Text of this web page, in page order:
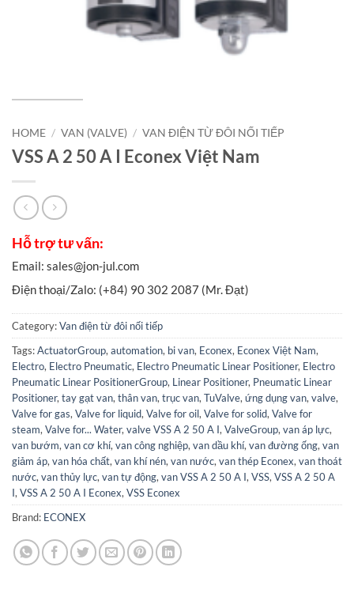
HOME / VAN (VALVE) / VAN ĐIỆN TỪ ĐÔI NỐI TIẾP
VSS A 2 50 A I Econex Việt Nam
Category:Van điện từ đôi nối tiếp
Tags:ActuatorGroup,automation, bi van, Econex, Econex Việt Nam,
Electro, Electro Pneumatic, Electro Pneumatic Linear Positioner, Electro
Pneumatic Linear PositionerGroup, Linear Positioner, Pneumatic Linear
Positioner,tay gạt van,thân van,trục van,TuValve,ứng dụng van,valve,
Valve for gas,Valve for liquid,Valve for oil,Valve for solid,Valve for
steam,Valve for... Water,valve VSS A 2 50 A I,ValveGroup,van áp lực,
van bướm,van cơ khí,van công nghiệp,van dầu khí,van đường ống,van
giảm áp,van hóa chất,van khí nén,van nước,van thép Econex,van thoát
nước,van thủy lực,van tự động,van VSS A 2 50 A I,VSS,VSS A 2 50 A
I,VSS A 2 50 A I Econex,VSS Econex
Brand: ECONEX